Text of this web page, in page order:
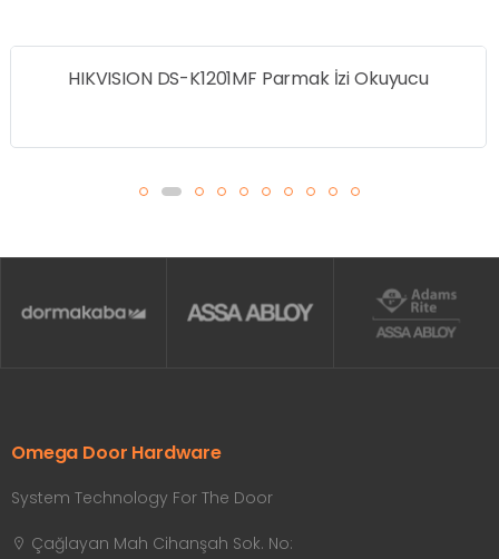
HIKVISION DS-K1201MF Parmak İzi Okuyucu
Omega Door Hardware
System Technology For The Door
Çağlayan Mah Cihanşah Sok. No: